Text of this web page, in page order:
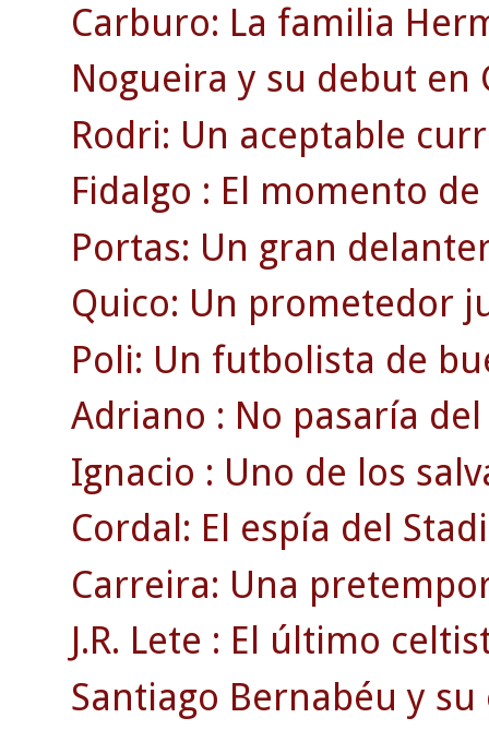
Carburo: La familia
Nogueira y su debut en
Rodri: Un aceptable
Fidalgo : El momento
Portas: Un gran
Quico: Un prometedor
Poli: Un futbolista de
Adriano : No pasaría
Ignacio : Uno de los
Cordal: El espía del
Carreira: Una
J.R. Lete : El último
Santiago Bernabéu y